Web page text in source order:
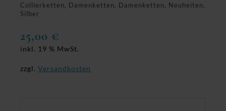
Collierketten, Damenketten, Damenketten, Neuheiten,
Silber
25,00 €
inkl. 19 % MwSt.
zzgl. Versandkosten